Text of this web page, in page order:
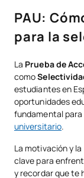
Cómo preparar la
Preguntas
PAU:
para la
La Prueba de
como
estudiantes en
oportunidades
fundamental
universitario.
La motivación y
clave para
y recordar que te